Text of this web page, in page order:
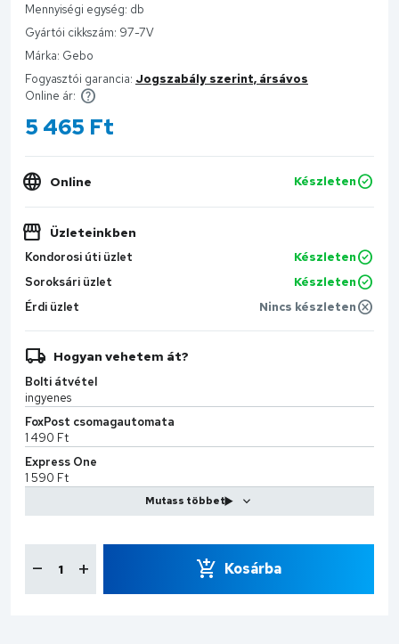
Mennyiségi egység: db
Gyártói cikkszám: 97-7V
Márka: Gebo
Fogyasztói garancia: Jogszabály szerint, ársávos
Online ár:
5 465 Ft
Online Készleten
Üzleteinkben
Kondorosi úti üzlet
Készleten
Soroksári üzlet
Készleten
Érdi üzlet
Nincs készleten
Hogyan vehetem át?
Bolti átvétel
ingyenes
FoxPost csomagautomata
1 490 Ft
Express One
1 590 Ft
2 599 Ft
CS-Sprint
Kosárba